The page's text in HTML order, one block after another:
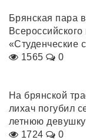
Брянская пара
Всероссийского
«Студенческие
1565
0
На брянской
лихач погубил
летнюю девушку
1724
0